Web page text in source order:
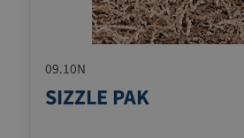
09.10N
SIZZLE PAK